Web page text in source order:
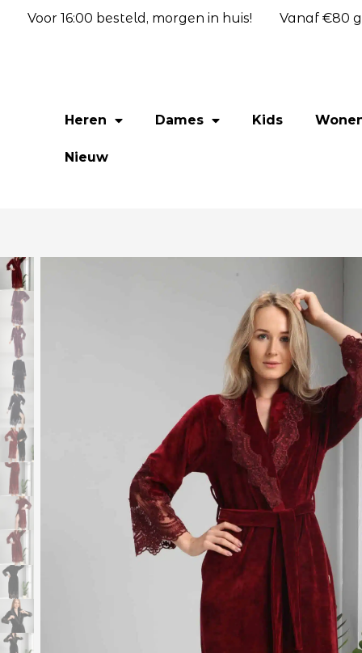
Voor 16:00 besteld, morgen in huis! Vanaf €80
Heren Dames Kids
Nieuw